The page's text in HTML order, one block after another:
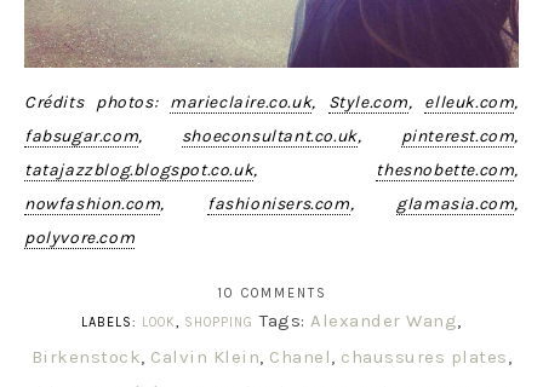
Crédits photos: marieclaire.co.uk, Style.com, elleuk.com,
fabsugar.com, shoeconsultant.co.uk, pinterest.com,
tatajazzblog.blogspot.co.uk, thesnobette.com,
nowfashion.com, fashionisers.com, glamasia.com,
polyvore.com
10 COMMENTS
LABELS:
LOOK, SHOPPING Tags:Alexander Wang,
Birkenstock, Calvin Klein, Chanel, chaussures plates,